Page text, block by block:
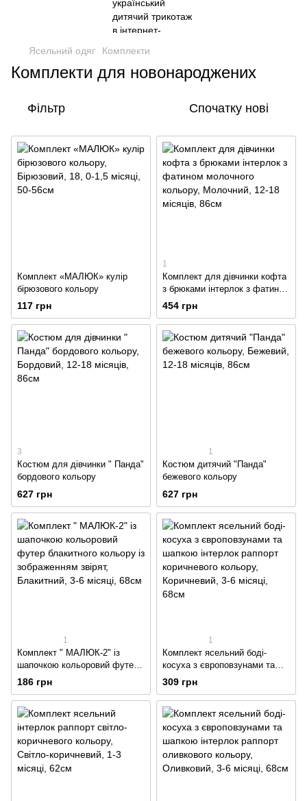
Ясельний одяг Комплекти
Комплекти для новонароджених
Фільтр Спочатку нові
Комплект «МАЛЮК» кулір
бірюзового кольору
117 грн
1
Комплект для дівчинки кофта
з брюками інтерлок з фатином
молочного кольору
454 грн
3
Костюм для дівчинки " Панда"
бордового кольору
627 грн
1
Костюм дитячий "Панда"
бежевого кольору
627 грн
1
Комплект " МАЛЮК-2" із
шапочкою кольоровий футер
блакитного кольору із
зображенням звірят
186 грн
1
Комплект ясельний боді-
косуха з європовзунами та
шапкою інтерлок раппорт
коричневого кольору
309 грн